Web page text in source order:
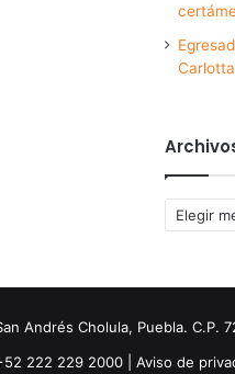
Archivos
Andrés Cholula, Puebla. C.P.
222 229 2000 | Aviso de